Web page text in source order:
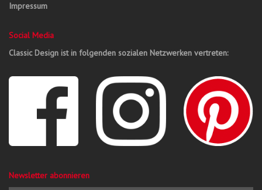
Impressum
Social Media
Classic Design ist in folgenden sozialen Netzwerken vertreten:
Newsletter abonnieren